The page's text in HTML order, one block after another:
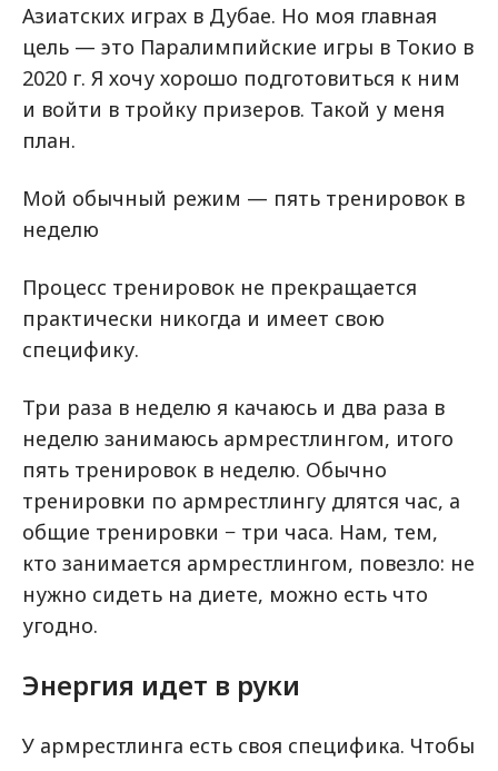
Азиатских играх в Дубае. Но моя главная
цель — это Паралимпийские игры в Токио в
2020 г. Я хочу хорошо подготовиться к ним
и войти в тройку призеров. Такой у меня
план.
Мой обычный режим — пять тренировок в
неделю
Процесс тренировок не прекращается
практически никогда и имеет свою
специфику.
Три раза в неделю я качаюсь и два раза в
неделю занимаюсь армрестлингом, итого
пять тренировок в неделю. Обычно
тренировки по армрестлингу длятся час, а
общие тренировки − три часа. Нам, тем,
кто занимается армрестлингом, повезло: не
нужно сидеть на диете, можно есть что
угодно.
Энергия идет в руки
У армрестлинга есть своя специфика. Чтобы